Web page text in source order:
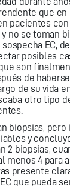
que
pacientes
no se toman
EC,
posibles
son
de
de su vida
otro tipo
biopsias,
y
2 biopsias,
menos 4 para
presente
que pueda